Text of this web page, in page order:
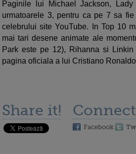
Paginile lui Michael Jackson,
urmatoarele 3, pentru ca pe 7 sa
celebrului site YouTube. In Top 10
mai tari desene animate ale
Park este pe 12), Rihanna si
pagina oficiala a lui Cristiano
Share it! Connect
Facebook